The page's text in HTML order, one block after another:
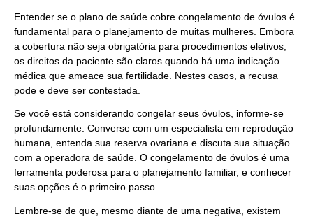
Entender se o plano de saúde cobre congelamento de óvulos é
fundamental para o planejamento de muitas mulheres. Embora
a cobertura não seja obrigatória para procedimentos eletivos,
os direitos da paciente são claros quando há uma indicação
médica que ameace sua fertilidade. Nestes casos, a recusa
pode e deve ser contestada.
Se você está considerando congelar seus óvulos, informe-se
profundamente. Converse com um especialista em reprodução
humana, entenda sua reserva ovariana e discuta sua situação
com a operadora de saúde. O congelamento de óvulos é uma
ferramenta poderosa para o planejamento familiar, e conhecer
suas opções é o primeiro passo.
Lembre-se de que, mesmo diante de uma negativa, existem